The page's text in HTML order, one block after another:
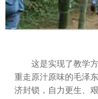
这是实现了教学
重走原汁原味的毛泽
济封锁，自力更生、